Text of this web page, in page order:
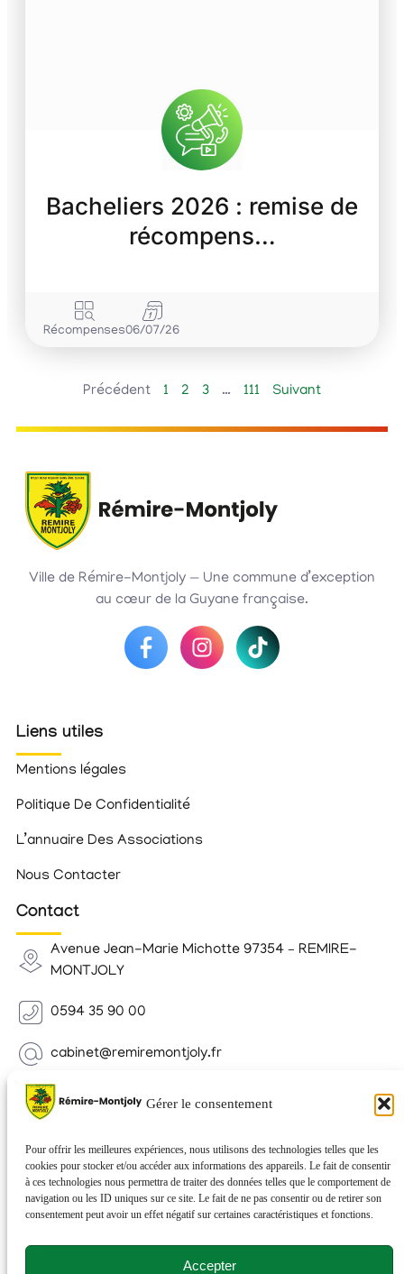
Gérer le consentement
Pour offrir les meilleures expériences, nous utilisons des technologies telles que les
cookies pour stocker et/ou accéder aux informations des appareils. Le fait de consentir
à ces technologies nous permettra de traiter des données telles que le comportement de
navigation ou les ID uniques sur ce site. Le fait de ne pas consentir ou de retirer son
consentement peut avoir un effet négatif sur certaines caractéristiques et fonctions.
Accepter
Bacheliers 2026 : remise de
récompens…
Récompenses06/07/26
Précédent 1 2 3 … 111 Suivant
Ville de Rémire-Montjoly — Une commune d’exception
au cœur de la Guyane française.
Liens utiles
Mentions légales
Politique De Confidentialité
L’annuaire Des Associations
Nous Contacter
Contact
Avenue Jean-Marie Michotte 97354 – REMIRE-
MONTJOLY
0594 35 90 00
cabinet@remiremontjoly.fr
Newsletter
nouvelles de votre commune.